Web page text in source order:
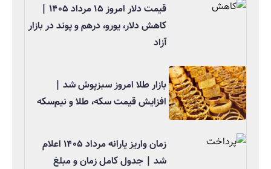
قیمت دلار امروز ۱۵ مرداد ۱۴۰۵ |
کاهش دلار، یورو، درهم و پوند در بازار
آزاد
بازار طلا امروز سبزپوش شد |
افزایش قیمت سکه، طلا و نیم‌سکه
زمان واریز یارانه مرداد ۱۴۰۵ اعلام
شد | جدول کامل زمان و مبلغ